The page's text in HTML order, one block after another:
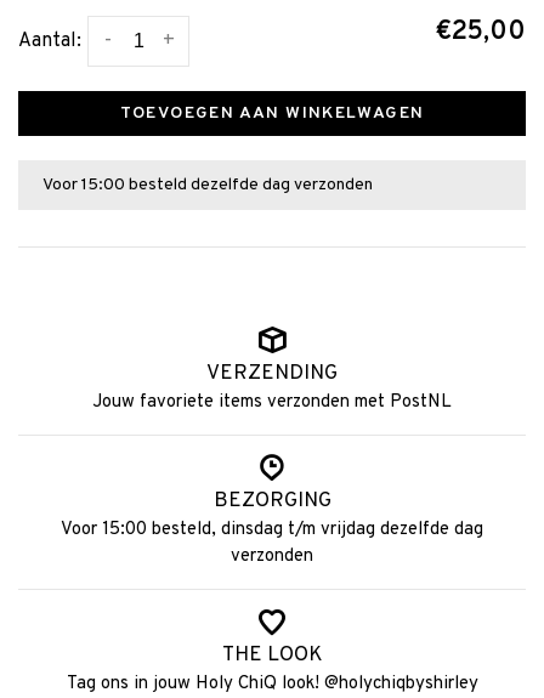
Aantal: +
- €25,00
TOEVOEGEN AAN WINKELWAGEN
Voor 15:00 besteld dezelfde dag verzonden
VERZENDING
Jouw favoriete items verzonden met PostNL
BEZORGING
Voor 15:00 besteld, dinsdag t/m vrijdag dezelfde dag
verzonden
THE LOOK
Tag ons in jouw Holy ChiQ look! @holychiqbyshirley